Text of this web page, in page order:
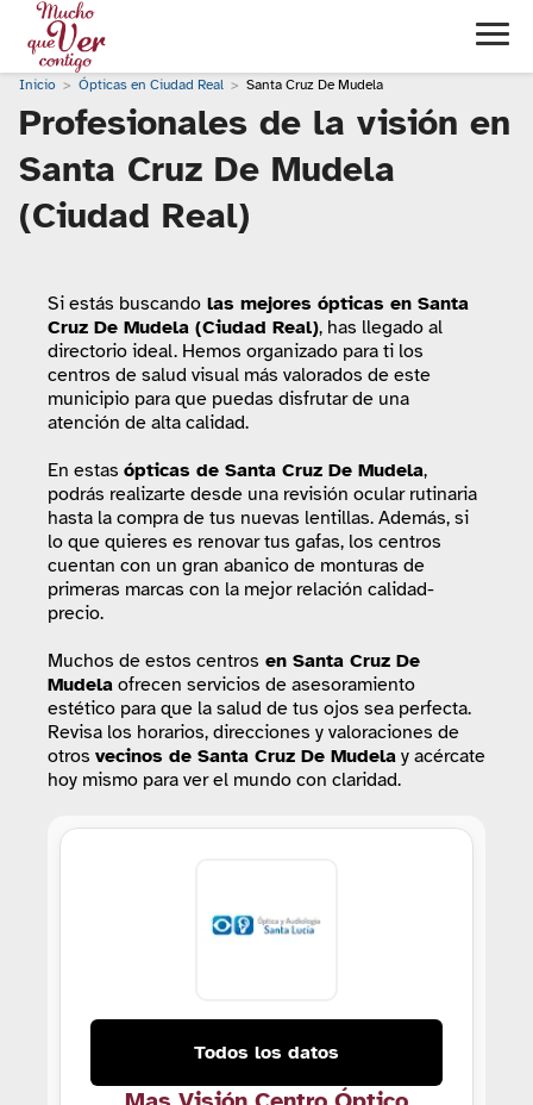
Inicio Ópticas en Ciudad Real Santa Cruz De Mudela
Profesionales de la visión en
Santa Cruz De Mudela
(Ciudad Real)
Si estás buscando las mejores ópticas en Santa
Cruz De Mudela (Ciudad Real), has llegado al
directorio ideal. Hemos organizado para ti los
centros de salud visual más valorados de este
municipio para que puedas disfrutar de una
atención de alta calidad.
En estas ópticas de Santa Cruz De Mudela,
podrás realizarte desde una revisión ocular rutinaria
hasta la compra de tus nuevas lentillas. Además, si
lo que quieres es renovar tus gafas, los centros
cuentan con un gran abanico de monturas de
primeras marcas con la mejor relación calidad-
precio.
Muchos de estos centros en Santa Cruz De
Mudela ofrecen servicios de asesoramiento
estético para que la salud de tus ojos sea perfecta.
Revisa los horarios, direcciones y valoraciones de
otros vecinos de Santa Cruz De Mudela y acércate
hoy mismo para ver el mundo con claridad.
Todos los datos